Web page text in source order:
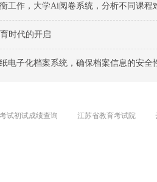
工作，大学Ai阅卷系统，分析不同课程
时代的开启
电子化档案系统，确保档案信息的安全
试初试成绩查询 江苏省教育考试院